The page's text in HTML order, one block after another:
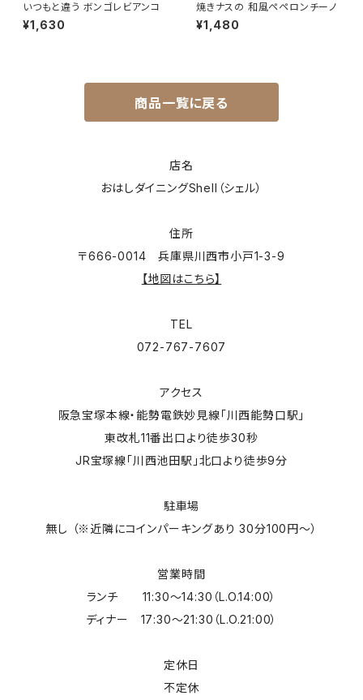
いつもと違う ボンゴレビアンコ
¥1,630
焼きナスの 和風ペペロンチーノ
¥1,480
商品一覧に戻る
店名
おはしダイニングShell（シェル）
住所
〒666-0014 兵庫県川西市小戸1-3-9
【地図はこちら】
TEL
072-767-7607
アクセス
阪急宝塚本線・能勢電鉄妙見線「川西能勢口駅」
東改札11番出口より徒歩30秒
JR宝塚線「川西池田駅」北口より徒歩9分
駐車場
無し （※近隣にコインパーキングあり 30分100円～）
営業時間
ランチ 11:30～14:30（L.O.14:00）
ディナー 17:30～21:30（L.O.21:00）
定休日
不定休